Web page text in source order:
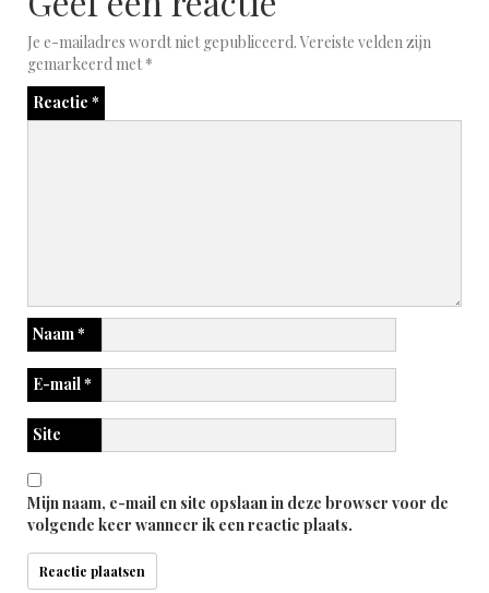
Je e-mailadres wordt niet gepubliceerd. Vereiste velden zijn
gemarkeerd met*
Reactie *
Naam*
E-mail*
Site
Mijn naam, e-mail en site opslaan in deze browser voor de
volgende keer wanneer ik een reactie plaats.